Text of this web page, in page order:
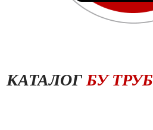
КАТАЛОГ БУ ТРУБ